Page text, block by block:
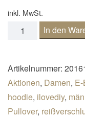
inkl. MwSt.
E-Book Hoodie
In den
Artikelnummer:
Aktionen, Damen,
hoodie, ilovediy,
Pullover,